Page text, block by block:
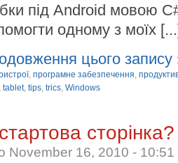
під Android мовою
одному з моїх
цього запису
, програмне забезпечення,
tablet, tips, trics, Windows
November 16, 2010 - 10:51